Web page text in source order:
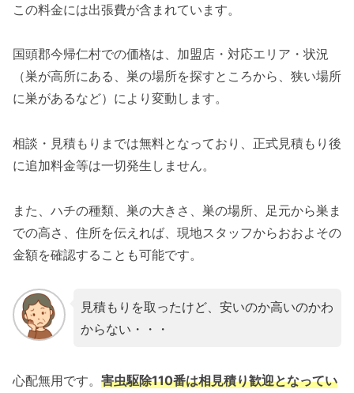
この料金には出張費が含まれています。
国頭郡今帰仁村での価格は、加盟店・対応エリア・状況
（巣が高所にある、巣の場所を探すところから、狭い場所
に巣があるなど）により変動します。
相談・見積もりまでは無料となっており、正式見積もり後
に追加料金等は一切発生しません。
また、ハチの種類、巣の大きさ、巣の場所、足元から巣ま
での高さ、住所を伝えれば、現地スタッフからおおよその
金額を確認することも可能です。
見積もりを取ったけど、安いのか高いのかわ
からない・・・
心配無用です。 害虫駆除110番は相見積り歓迎となってい